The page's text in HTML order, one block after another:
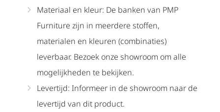
Materiaal en kleur: De banken van PMP
Furniture zijn in meerdere stoffen,
materialen en kleuren (combinaties)
leverbaar. Bezoek onze showroom om alle
mogelijkheden te bekijken.
Levertijd: Informeer in de showroom naar de
levertijd van dit product.